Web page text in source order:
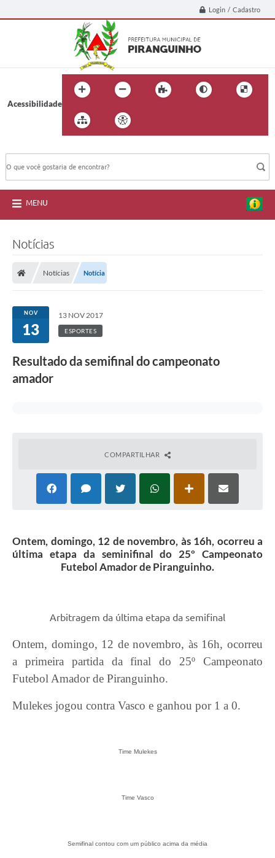
Login / Cadastro
Acessibilidade
MENU
Notícias
Notícias Notícia
NOV
13
13 NOV 2017
ESPORTES
Resultado da semifinal do campeonato
amador
COMPARTILHAR
Ontem, domingo, 12 de novembro, às 16h, ocorreu a
última etapa da seminifinal do 25º Campeonato
Futebol Amador de Piranguinho.
Arbitragem da última etapa da semifinal
Ontem, domingo, 12 de novembro, às 16h, ocorreu
a primeira partida da final do 25º Campeonato
Futebol Amador de Piranguinho.
Mulekes jogou contra Vasco e ganhou por 1 a 0.
Time Mulekes
Time Vasco
Semifinal contou com um público acima da média